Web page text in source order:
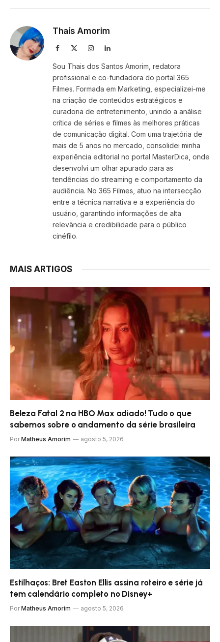
Thaís Amorim
Facebook InstagramLinkedIn
Sou Thais dos Santos Amorim, redatora
profissional e co-fundadora do portal 365
Filmes. Formada em Marketing, especializei-me
na criação de conteúdos estratégicos e
curadoria de entretenimento, unindo a análise
crítica de séries e filmes às melhores práticas
de comunicação digital. Com uma trajetória de
mais de 5 anos no mercado, consolidei minha
experiência editorial no portal MasterDica, onde
desenvolvi um olhar apurado para as
tendências do streaming e comportamento da
audiência. No 365 Filmes, atuo na intersecção
entre a técnica narrativa e a experiência do
usuário, garantindo informações de alta
relevância e credibilidade para o público
cinéfilo.
MAIS ARTIGOS
Beleza Fatal 2 na HBO Max adiado! Tudo o que
sabemos sobre o andamento da série brasileira
Por Matheus Amorim agosto 5, 2026
Estilhaços: Bret Easton Ellis assina roteiro e série já
tem calendário completo no Disney+
Por Matheus Amorim agosto 5, 2026